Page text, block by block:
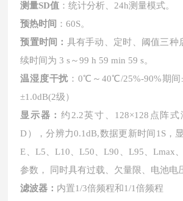
测量SD值 ：统计分析、 24h测量模式。
预热时间 ：60S。
预置时间： 具有手动、定时、阈值三种
续时间为 3 s～99 h 59 min 59 s。
温湿度干扰： 0℃～40℃/25%-90%期间
±1.0dB(2级）
显示器： 约 2.2英寸、 128×128点阵
D），分辨力0.1dB,数据更新时间1S，
E、L5、L10、L50、L90、L95、Lmax
参数， 同时具有过载、欠量限、电池电
滤波器： 内置1/3倍频程和1/1倍频程